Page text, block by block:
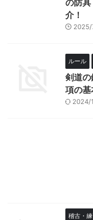
の防
介！
2025/
ルール
剣道
項の
2024/
稽古・